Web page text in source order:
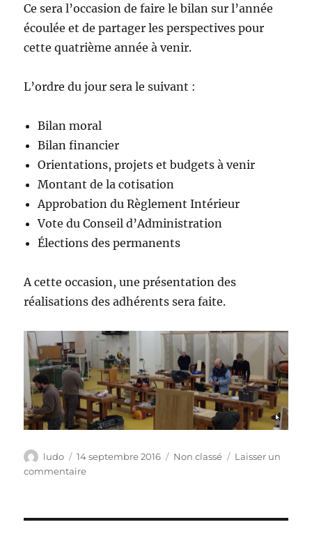
Ce sera l’occasion de faire le bilan sur l’année
écoulée et de partager les perspectives pour
cette quatrième année à venir.
L’ordre du jour sera le suivant :
Bilan moral
Bilan financier
Orientations, projets et budgets à venir
Montant de la cotisation
Approbation du Règlement Intérieur
Vote du Conseil d’Administration
Élections des permanents
A cette occasion, une présentation des
réalisations des adhérents sera faite.
Auteur
ludo
Publié
le
14 septembre 2016 Catégories
Non classé
Laisser un
commentairesur